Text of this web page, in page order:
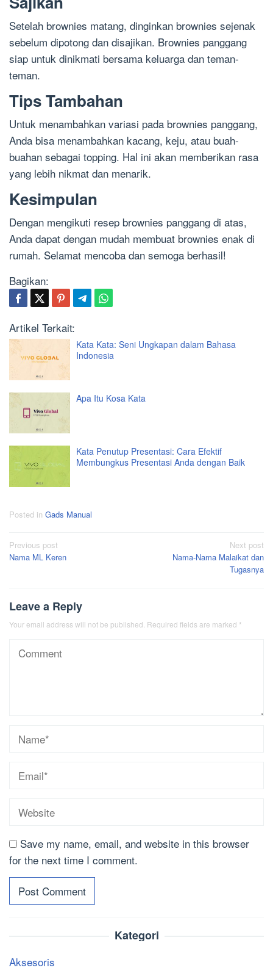
Setelah brownies matang, dinginkan brownies sejenak
sebelum dipotong dan disajikan. Brownies panggang
siap untuk dinikmati bersama keluarga dan teman-
teman.
Tips Tambahan
Untuk menambahkan variasi pada brownies panggang,
Anda bisa menambahkan kacang, keju, atau buah-
buahan sebagai topping. Hal ini akan memberikan rasa
yang lebih nikmat dan menarik.
Kesimpulan
Dengan mengikuti resep brownies panggang di atas,
Anda dapat dengan mudah membuat brownies enak di
rumah. Selamat mencoba dan semoga berhasil!
Bagikan:
Artikel Terkait:
Kata Kata: Seni Ungkapan dalam Bahasa
Indonesia
Apa Itu Kosa Kata
Kata Penutup Presentasi: Cara Efektif
Membungkus Presentasi Anda dengan Baik
Posted in Gads Manual
Post
navigation
Previous post
Nama ML Keren
Next post
Nama-Nama Malaikat dan
Tugasnya
Leave a Reply
Your email address will not be published. Required fields are marked *
Save my name, email, and website in this browser
for the next time I comment.
Kategori
Aksesoris